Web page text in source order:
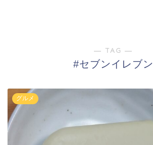
― TAG ―
#セブンイレブン
グルメ